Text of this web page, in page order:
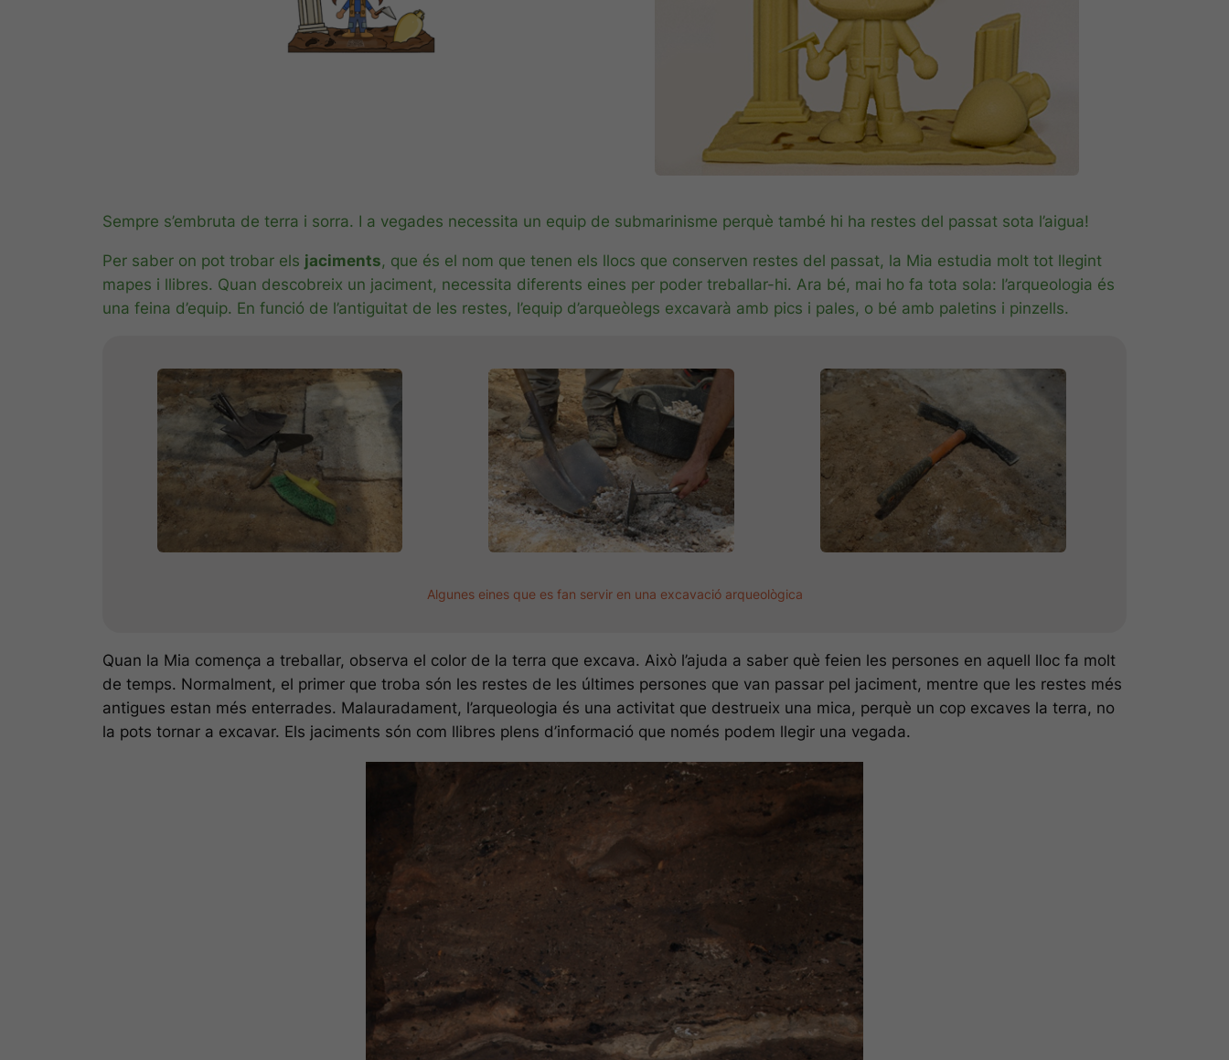
Sempre s’embruta de terra i sorra. I a vegades necessita un equip de submarinisme perquè també hi ha restes del passat sota l’aigua!
Per saber on pot trobar els jaciments, que és el nom que tenen els llocs que conserven restes del passat, la Mia estudia molt tot llegint
mapes i llibres. Quan descobreix un jaciment, necessita diferents eines per poder treballar-hi. Ara bé, mai ho fa tota sola: l’arqueologia és
una feina d’equip. En funció de l’antiguitat de les restes, l’equip d’arqueòlegs excavarà amb pics i pales, o bé amb paletins i pinzells.
Algunes eines que es fan servir en una excavació arqueològica
Quan la Mia comença a treballar, observa el color de la terra que excava. Això l’ajuda a saber què feien les persones en aquell lloc fa molt
de temps. Normalment, el primer que troba són les restes de les últimes persones que van passar pel jaciment, mentre que les restes més
antigues estan més enterrades. Malauradament, l’arqueologia és una activitat que destrueix una mica, perquè un cop excaves la terra, no
la pots tornar a excavar. Els jaciments són com llibres plens d’informació que només podem llegir una vegada.